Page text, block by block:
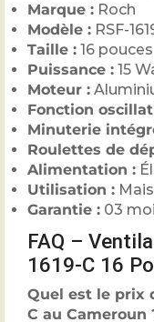
Marque : Roch
Modèle : RSF-
Taille : 16 pouces
Puissance : 15
Moteur :
Fonction
Minuterie
Roulettes de
Alimentation :
Utilisation :
Garantie : 03
FAQ –
1619-C 16
Quel est le prix
C au Cameroun